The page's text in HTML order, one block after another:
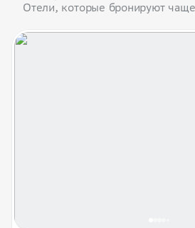
Отели, которые бронируют